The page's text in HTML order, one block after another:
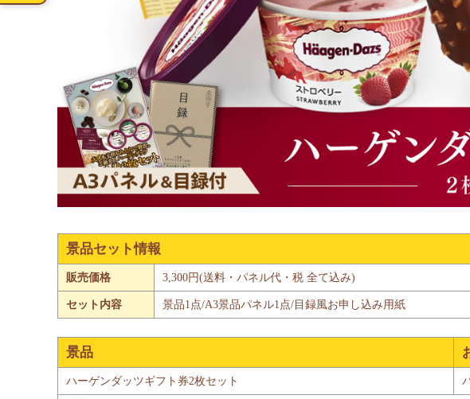
景品セット情報
販売価格 3,300円(送料・パネル代・税 全て込み)
セット内容 景品1点/A3景品パネル1点/目録風お申し込み用紙
景品
ハーゲンダッツギフト券2枚セット